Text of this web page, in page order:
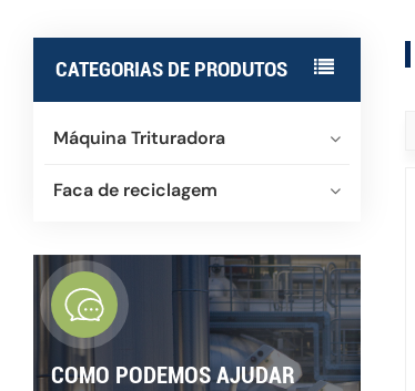
CATEGORIAS DE PRODUTOS
Máquina Trituradora
Faca de reciclagem
COMO PODEMOS AJUDAR